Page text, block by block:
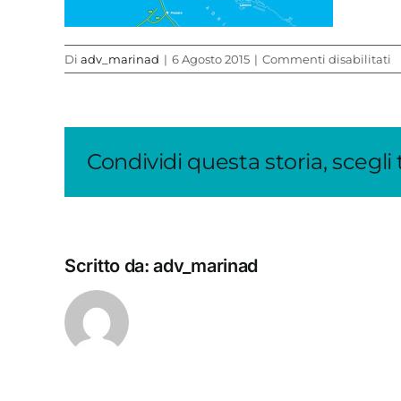
Di adv_marinad | 6 Agosto 2015 | Commenti disabilitati
Condividi questa storia, scegli
Scritto da:adv_marinad